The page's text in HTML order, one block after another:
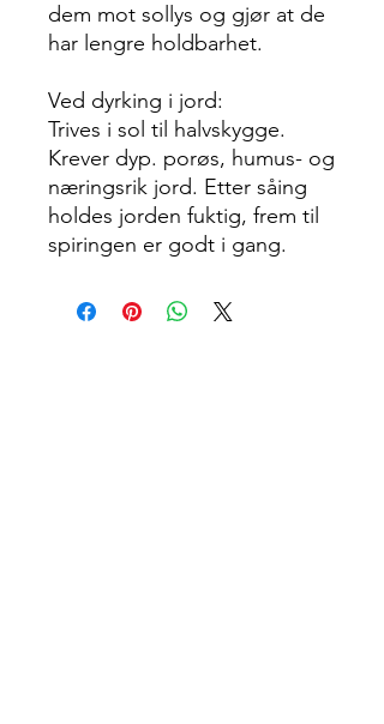
dem mot sollys og gjør at de
har lengre holdbarhet.
Ved dyrking i jord:
Trives i sol til halvskygge.
Krever dyp. porøs, humus- og
næringsrik jord. Etter såing
holdes jorden fuktig, frem til
spiringen er godt i gang.